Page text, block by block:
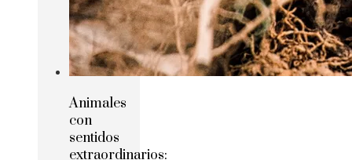
Animales
con
sentidos
extraordinarios: